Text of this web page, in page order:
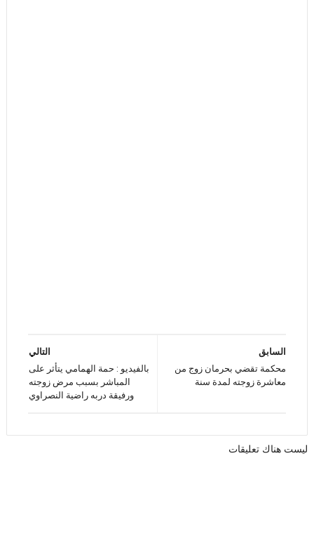
التالي
بالفيديو : حمة الهمامي يتأثر على
المباشر بسبب مرض زوجته
ورفيقة دربه راضية النصراوي
السابق
محكمة تقضي بحرمان زوج من
معاشرة زوجته لمدة سنة
ليست هناك تعليقات